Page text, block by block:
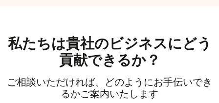
私たちは貴社のビジネスにどう
貢献できるか？
ご相談いただければ、どのようにお手伝いでき
るかご案内いたします